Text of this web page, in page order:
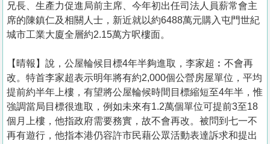
兄長、生產力促進局前主席、今年初出任司法人員薪常會主
席的陳鎮仁及相關人士，新近就以約6488萬元購入屯門世紀
城市工業大廈全層約2.15萬方呎樓面。
【晴報】說，公屋輪候目標4年半夠進取，李家超︰不會再
改。特首李家超表示明年將有約2,000個公營房屋單位，平均
提前約半年上樓，有望將公屋輪候時間目標縮短至4年半，惟
強調當局目標很進取，例如未來有1.2萬個單位可提前3至18
個月上樓，他指政府需要務實，故不會再改。被問到七一不
再有遊行，他指本港仍容許市民藉公眾活動表達訴求和提出